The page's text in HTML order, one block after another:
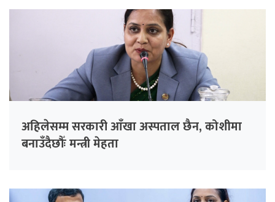
अहिलेसम्म सरकारी आँखा अस्पताल छैन, कोशीमा
बनाउँदैछौँः मन्त्री मेहता